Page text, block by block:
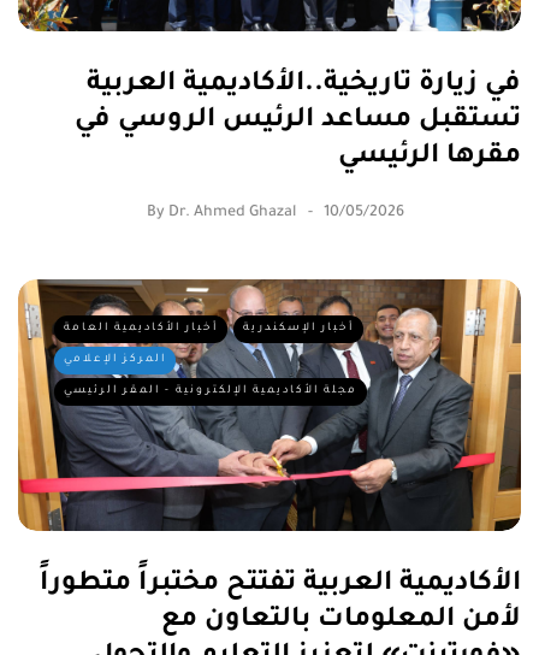
في زيارة تاريخية..الأكاديمية العربية
تستقبل مساعد الرئيس الروسي في
مقرها الرئيسي
By Dr. Ahmed Ghazal 10/05/2026
أخبار الأكاديمية العامة أخبار الإسكندرية
المركز الإعلامي
مجلة الأكاديمية الإلكترونية - المقر الرئيسي
الأكاديمية العربية تفتتح مختبراً متطوراً
لأمن المعلومات بالتعاون مع